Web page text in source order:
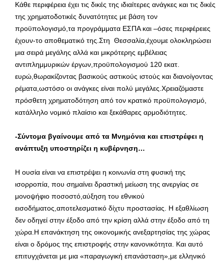
Κάθε περιφέρεια έχει τις δικές της ιδιαίτερες ανάγκες και τις δικές
της χρηματοδοτικές δυνατότητες με βάση τον
προϋπολογισμό,τα προγράμματα ΕΣΠΑ και –όσες περιφέρειες
έχουν-το αποθεματικό της.Στη Θεσσαλία,έχουμε ολοκληρώσει
μια σειρά μεγάλης αλλά και μικρότερης εμβέλειας
αντιπλημμυρικών έργων,προϋπολογισμού 120 εκατ.
ευρώ,θωρακίζοντας βασικούς αστικούς ιστούς και διανοίγοντας
ρέματα,ωστόσο οι ανάγκες είναι πολύ μεγάλες.Χρειαζόμαστε
πρόσθετη χρηματοδότηση από τον κρατικό προϋπολογισμό,
κατάλληλο νομικό πλαίσιο και ξεκάθαρες αρμοδιότητες.
-Σύντομα βγαίνουμε από τα Μνημόνια και επιστρέφει η
ανάπτυξη υποστηρίζει η κυβέρνηση…
Η ουσία είναι να επιστρέψει η κοινωνία στη φυσική της
ισορροπία, που σημαίνει δραστική μείωση της ανεργίας σε
μονοψήφιο ποσοστό,αύξηση του εθνικού
εισοδήματος,αποτελεσματικό δίχτυ προστασίας. H εξαθλίωση
δεν οδηγεί στην έξοδο από την κρίση αλλά στην έξοδο από τη
χώρα.Η επανάκτηση της οικονομικής ανεξαρτησίας της χώρας
είναι ο δρόμος της επιστροφής στην κανονικότητα. Και αυτό
επιτυγχάνεται με μια «παραγωγική επανάσταση»,με ελληνικό